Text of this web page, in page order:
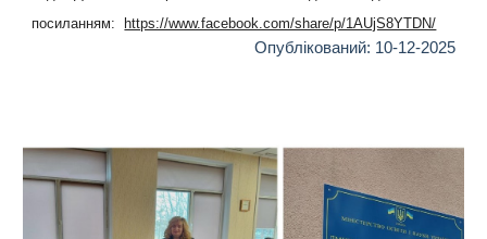
посиланням:
https://www.facebook.com/share/p/1AUjS8YTDN/
Опублікований: 10-12-2025